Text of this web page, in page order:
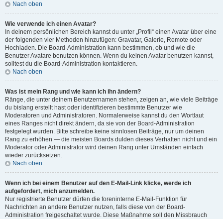
Nach oben
Wie verwende ich einen Avatar?
In deinem persönlichen Bereich kannst du unter „Profil“ einen Avatar über eine
der folgenden vier Methoden hinzufügen: Gravatar, Galerie, Remote oder
Hochladen. Die Board-Administration kann bestimmen, ob und wie die
Benutzer Avatare benutzen können. Wenn du keinen Avatar benutzen kannst,
solltest du die Board-Administration kontaktieren.
Nach oben
Was ist mein Rang und wie kann ich ihn ändern?
Ränge, die unter deinem Benutzernamen stehen, zeigen an, wie viele Beiträge
du bislang erstellt hast oder identifizieren bestimmte Benutzer wie
Moderatoren und Administratoren. Normalerweise kannst du den Wortlaut
eines Ranges nicht direkt ändern, da sie von der Board-Administration
festgelegt wurden. Bitte schreibe keine sinnlosen Beiträge, nur um deinen
Rang zu erhöhen — die meisten Boards dulden dieses Verhalten nicht und ein
Moderator oder Administrator wird deinen Rang unter Umständen einfach
wieder zurücksetzen.
Nach oben
Wenn ich bei einem Benutzer auf den E-Mail-Link klicke, werde ich
aufgefordert, mich anzumelden.
Nur registrierte Benutzer dürfen die foreninterne E-Mail-Funktion für
Nachrichten an andere Benutzer nutzen, falls diese von der Board-
Administration freigeschaltet wurde. Diese Maßnahme soll den Missbrauch